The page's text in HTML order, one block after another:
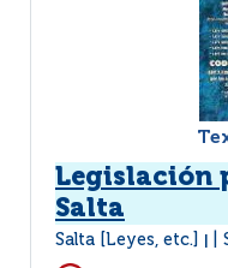
Legislación
Salta
Salta [Leyes, etc.]